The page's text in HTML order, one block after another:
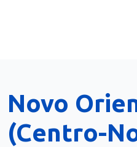
Novo
(Centro-